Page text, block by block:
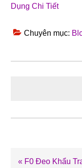
Dụng Chi Tiết
Chuyên mục:
Previous
« F0 Đeo Khẩu